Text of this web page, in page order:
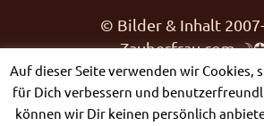
© Bilder & Inhalt
Zauberfrau.com
Auf dieser Seite verwenden wir Cookies,
für Dich verbessern und
können wir Dir keinen persönlich